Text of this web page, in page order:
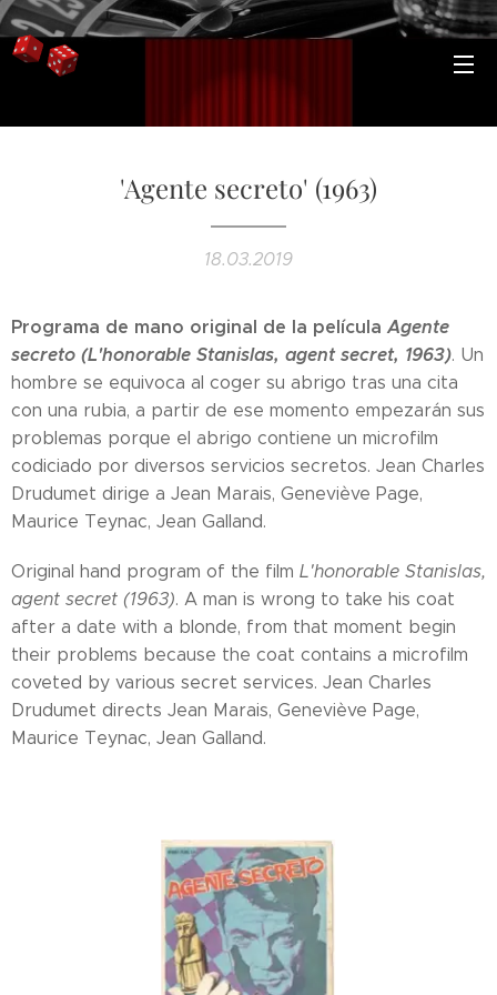
'Agente secreto' (1963)
18.03.2019
Programa de mano original de la película Agente
secreto (L'honorable Stanislas, agent secret, 1963). Un
hombre se equivoca al coger su abrigo tras una cita
con una rubia, a partir de ese momento empezarán sus
problemas porque el abrigo contiene un microfilm
codiciado por diversos servicios secretos. Jean Charles
Drudumet dirige a Jean Marais, Geneviève Page,
Maurice Teynac, Jean Galland.
Original hand program of the film L'honorable Stanislas,
agent secret (1963). A man is wrong to take his coat
after a date with a blonde, from that moment begin
their problems because the coat contains a microfilm
coveted by various secret services. Jean Charles
Drudumet directs Jean Marais, Geneviève Page,
Maurice Teynac, Jean Galland.